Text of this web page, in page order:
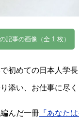
記事の画像（全 1 枚）
初めての日本人学
添い、お仕事に尽く
んだ一冊 『あなた